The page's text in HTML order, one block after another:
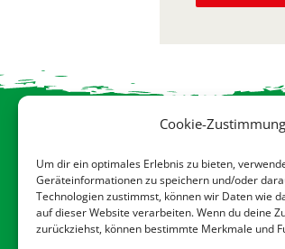
Cookie-
Um dir ein optimales Erlebnis zu bieten,
Geräteinformationen zu speichern und/oder
Technologien zustimmst, können wir Daten wie
auf dieser Website verarbeiten. Wenn du deine
zurückziehst, können bestimmte Merkmale und
Impressum
Kontakt
Cookie-Richtlinie (EU)